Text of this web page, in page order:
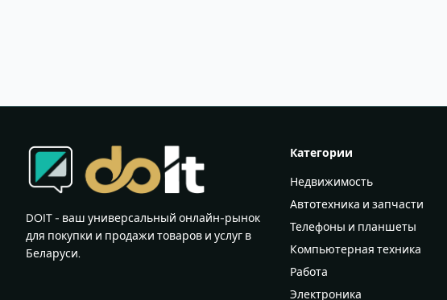
DOIT - ваш универсальный онлайн-рынок
для покупки и продажи товаров и услуг в
Беларуси.
Категории
Недвижимость
Автотехника и запчасти
Телефоны и планшеты
Компьютерная техника
Работа
Электроника